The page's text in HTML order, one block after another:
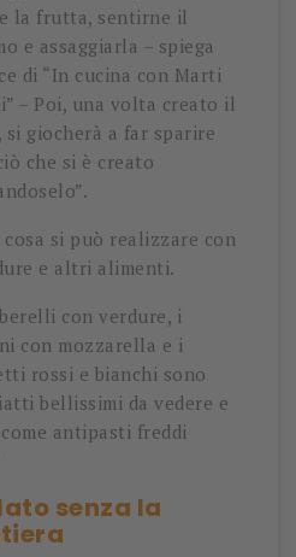
la frutta, sentirne il
e assaggiarla – spiega
di “In cucina con Marti
– Poi, una volta creato il
giocherà a far sparire
che si è creato
cosa si può realizzare con
e altri alimenti.
con verdure, i
con mozzarella e i
rossi e bianchi sono
bellissimi da vedere e
antipasti freddi
senza la